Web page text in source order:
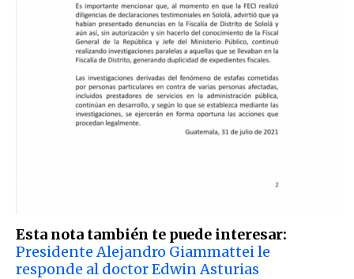
Esta nota también te puede interesar:
Presidente Alejandro Giammattei le
responde al doctor Edwin Asturias